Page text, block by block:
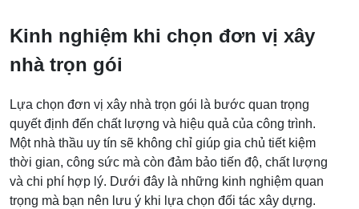
Kinh nghiệm khi chọn đơn vị xây
nhà trọn gói
Lựa chọn đơn vị xây nhà trọn gói là bước quan trọng
quyết định đến chất lượng và hiệu quả của công trình.
Một nhà thầu uy tín sẽ không chỉ giúp gia chủ tiết kiệm
thời gian, công sức mà còn đảm bảo tiến độ, chất lượng
và chi phí hợp lý. Dưới đây là những kinh nghiệm quan
trọng mà bạn nên lưu ý khi lựa chọn đối tác xây dựng.